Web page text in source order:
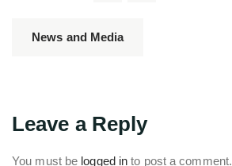
News and Media
Leave a Reply
You must be logged in to post a comment.